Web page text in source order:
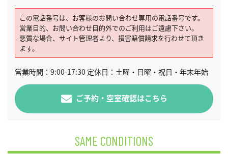
この電話番号は、お客様のお問い合わせ専用の電話番号です。
営業目的、お問い合わせ目的外でのご利用はご遠慮下さい。
悪質な場合、サイト管理者より、損害賠償請求を行わせて頂き
ます。
営業時間：9:00-17:30 定休日：土曜・日曜・祝日・年末年始
ご予約・空室確認はこちら
SAME CONDITIONS